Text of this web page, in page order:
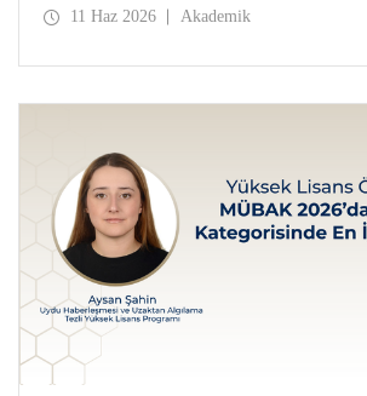
akademisyenler, akreditasyon kuruluşları,
11 Haz 2026 Akademik